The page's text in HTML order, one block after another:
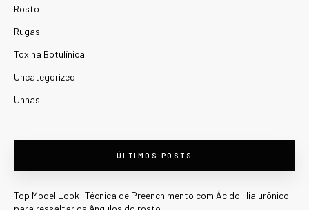
Rosto
Rugas
Toxina Botulínica
Uncategorized
Unhas
ÚLTIMOS POSTS
Top Model Look: Técnica de Preenchimento com Ácido Hialurônico